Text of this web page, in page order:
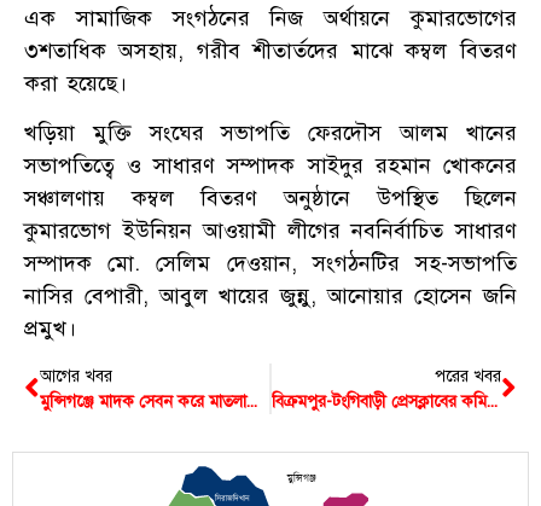
এক সামাজিক সংগঠনের নিজ অর্থায়নে কুমারভোগের
৩শতাধিক অসহায়, গরীব শীতার্তদের মাঝে কম্বল বিতরণ
করা হয়েছে।
খড়িয়া মুক্তি সংঘের সভাপতি ফেরদৌস আলম খানের
সভাপতিত্বে ও সাধারণ সম্পাদক সাইদুর রহমান খোকনের
সঞ্চালণায় কম্বল বিতরণ অনুষ্ঠানে উপস্থিত ছিলেন
কুমারভোগ ইউনিয়ন আওয়ামী লীগের নবনির্বাচিত সাধারণ
সম্পাদক মো. সেলিম দেওয়ান, সংগঠনটির সহ-সভাপতি
নাসির বেপারী, আবুল খায়ের জুন্নু, আনোয়ার হোসেন জনি
প্রমুখ।
আগের খবর
মুন্সিগঞ্জে মাদক সেবন করে মাতলামি করায় ৩জনকে কারাদন্ড
পরের খবর
বিক্রমপুর-টংগিবাড়ী প্রেসক্লাবের কমিটি গঠন
সিরাজদিখান
মুন্সিগঞ্জ